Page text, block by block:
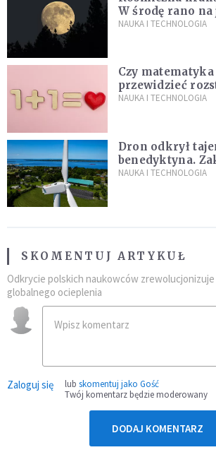
W środę rano na
powierzchni
NAUKA I TECHNOLOGIA
Czy
przewidzieć
Naukowcy
NAUKA I TECHNOLOGIA
Dron odkrył
benedyktyna.
sławny
NAUKA I TECHNOLOGIA
SKOMENTUJ ARTYKUŁ
Odkrycie polskich naukowców
globalnego ocieplenia
Zaloguj się lub skomentuj jako Gość
Twój komentarz będzie moderowany
DODAJ KOMENTARZ